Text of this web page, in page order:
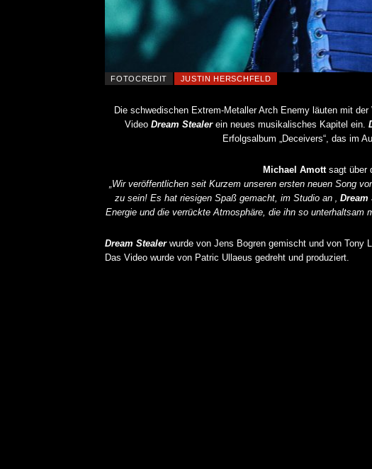
FOTOCREDIT JUSTIN HERSCHFELD
Die schwedischen Extrem-Metaller Arch Enemy läuten mit
Video Dream Stealerein neues musikalisches Kapitel ein.
Erfolgsalbum „Deceivers“, das im
Michael Amottsagt über
„Wir veröffentlichen seit Kurzem unseren ersten neuen Song
zu sein! Es hat riesigen Spaß gemacht, im Studio an ‚Dream
Energie und die verrückte Atmosphäre, die ihn so unterhaltsam
Dream Stealerwurde von Jens Bogren gemischt und von Tony
Das Video wurde von Patric Ullaeus gedreht und produziert.